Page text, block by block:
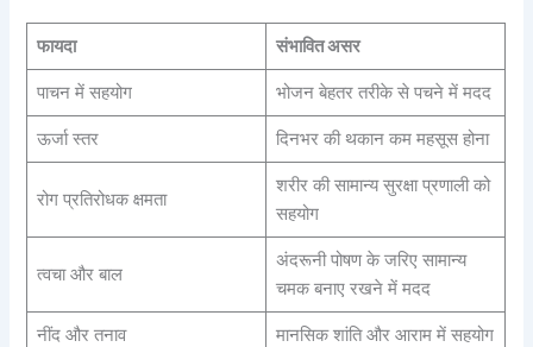
फायदा संभावित असर
पाचन में सहयोग भोजन बेहतर तरीके से पचने में मदद
ऊर्जा स्तर दिनभर की थकान कम महसूस होना
रोग प्रतिरोधक क्षमता
शरीर की सामान्य सुरक्षा प्रणाली को
सहयोग
त्वचा और बाल
अंदरूनी पोषण के जरिए सामान्य
चमक बनाए रखने में मदद
नींद और तनाव मानसिक शांति और आराम में सहयोग